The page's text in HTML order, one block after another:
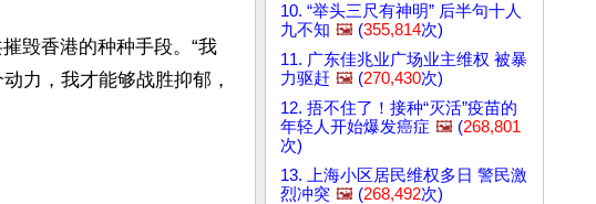
毁香港的种种手段。“我
力，我才能够战胜抑郁，
10. “举头三尺有神明” 后半句十人
九不知 🖼️ (355,814次)
11. 广东佳兆业广场业主维权 被暴
力驱赶 🖼️ (270,430次)
12. 捂不住了！接种“灭活”疫苗的
年轻人开始爆发癌症 🖼️ (268,801
次)
13. 上海小区居民维权多日 警民激
烈冲突 🖼️ (268,492次)